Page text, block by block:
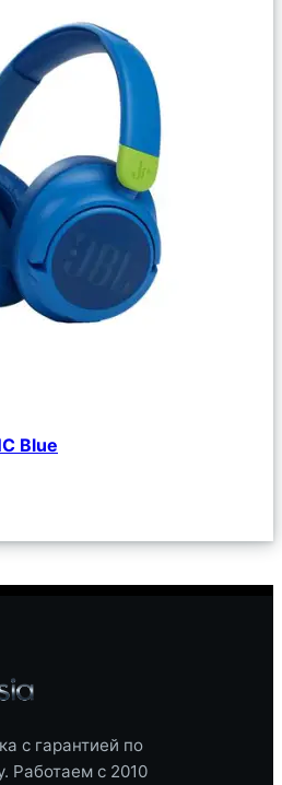
Blue
с гарантией по
Работаем с 2010